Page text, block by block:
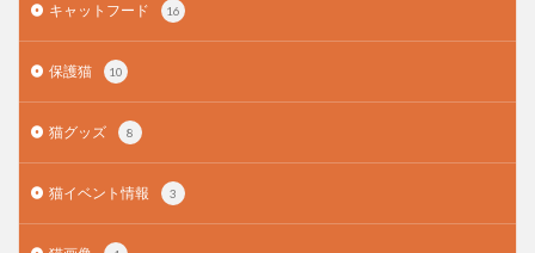
キャットフード 16
保護猫 10
猫グッズ 8
猫イベント情報 3